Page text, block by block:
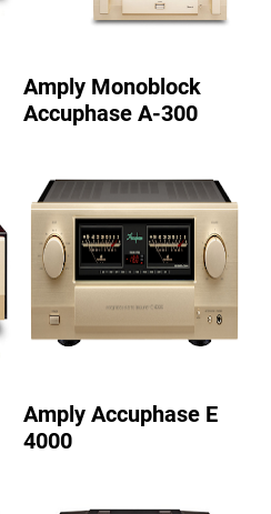
Amply Monoblock
Accuphase A-300
Amply Accuphase E
4000